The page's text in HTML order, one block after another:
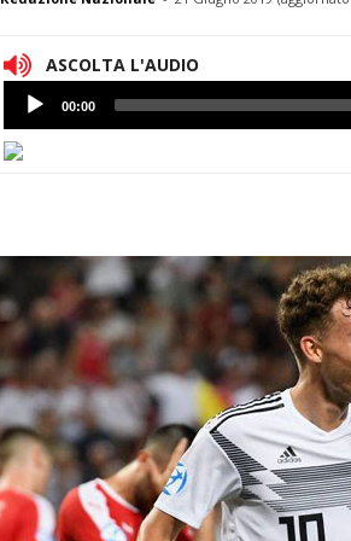
ASCOLTA L'AUDIO
Lettore
Audio
00:00